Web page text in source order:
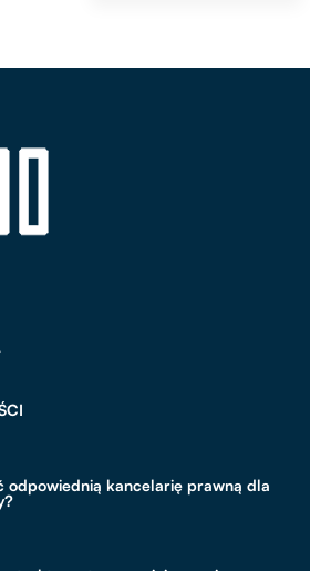
odpowiednią kancelarię prawną dla